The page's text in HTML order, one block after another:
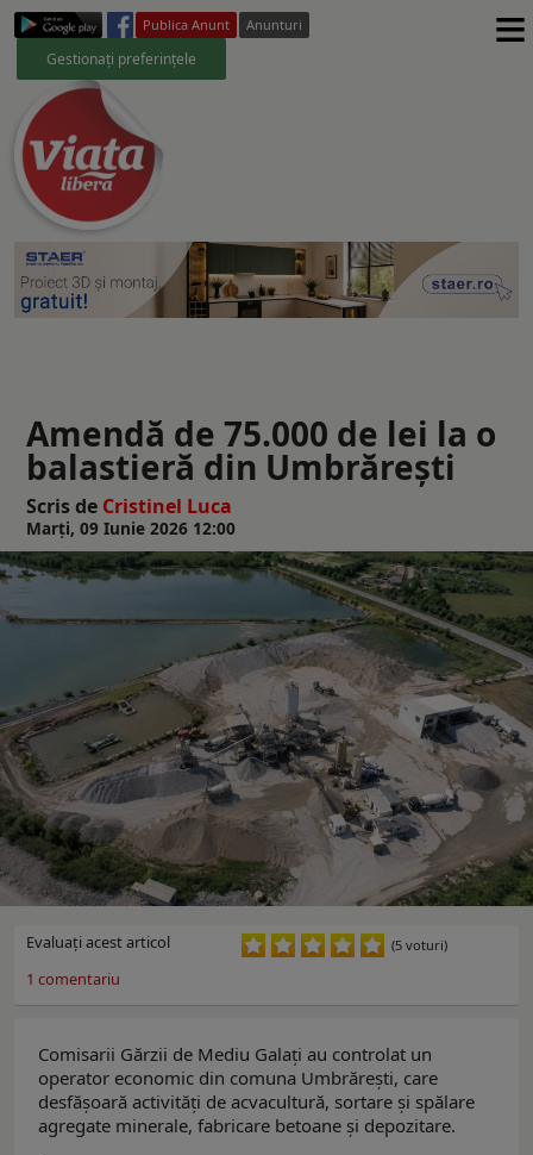
Publica Anunt Anunturi
Gestionați preferințele ≡
Amendă de 75.000 de lei la o
balastieră din Umbrărești
Scris de Cristinel Luca
Marți, 09 Iunie 2026 12:00
Evaluaţi acest articol (5 voturi)
1 comentariu
Comisarii Gărzii de Mediu Galați au controlat un
operator economic din comuna Umbrărești, care
desfășoară activități de acvacultură, sortare și spălare
agregate minerale, fabricare betoane și depozitare.